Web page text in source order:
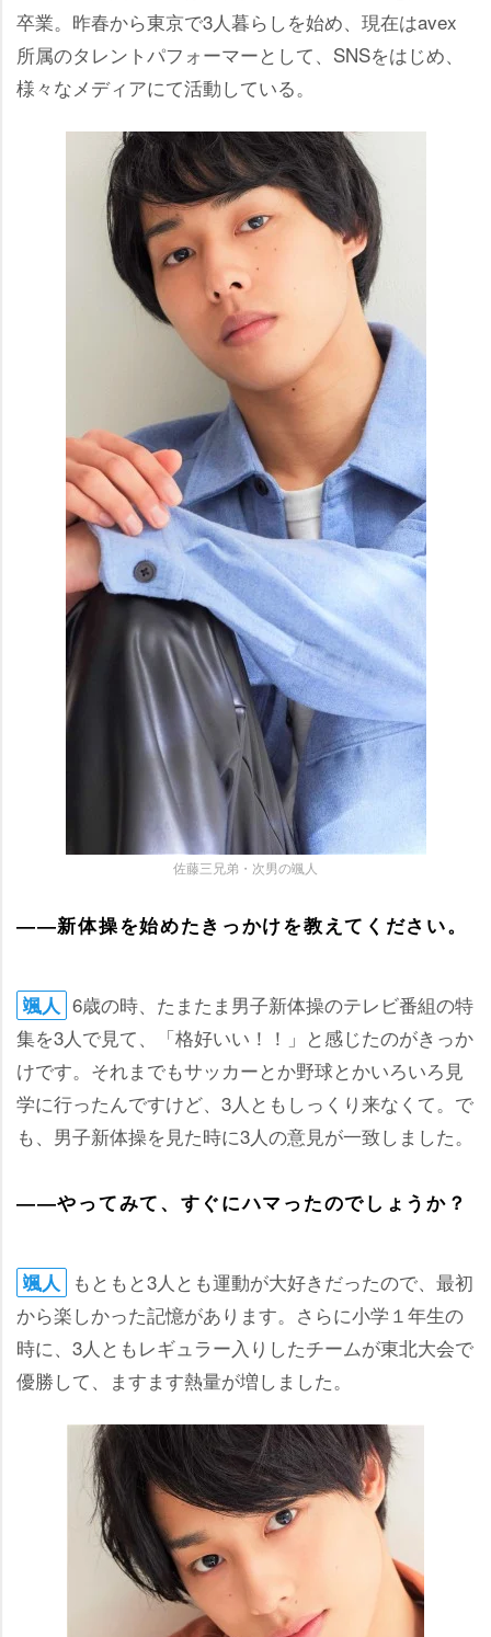
卒業。昨春から東京で3人暮らしを始め、現在はavex
所属のタレントパフォーマーとして、SNSをはじめ、
様々なメディアにて活動している。
佐藤三兄弟・次男の颯人
――新体操を始めたきっかけを教えてください。
颯人 6歳の時、たまたま男子新体操のテレビ番組の特
集を3人で見て、「格好いい！！」と感じたのがきっか
けです。それまでもサッカーとか野球とかいろいろ見
学に行ったんですけど、3人ともしっくり来なくて。で
も、男子新体操を見た時に3人の意見が一致しました。
――やってみて、すぐにハマったのでしょうか？
颯人
もともと3人とも運動が大好きだったので、最初
から楽しかった記憶があります。さらに小学１年生の
時に、3人ともレギュラー入りしたチームが東北大会で
優勝して、ますます熱量が増しました。